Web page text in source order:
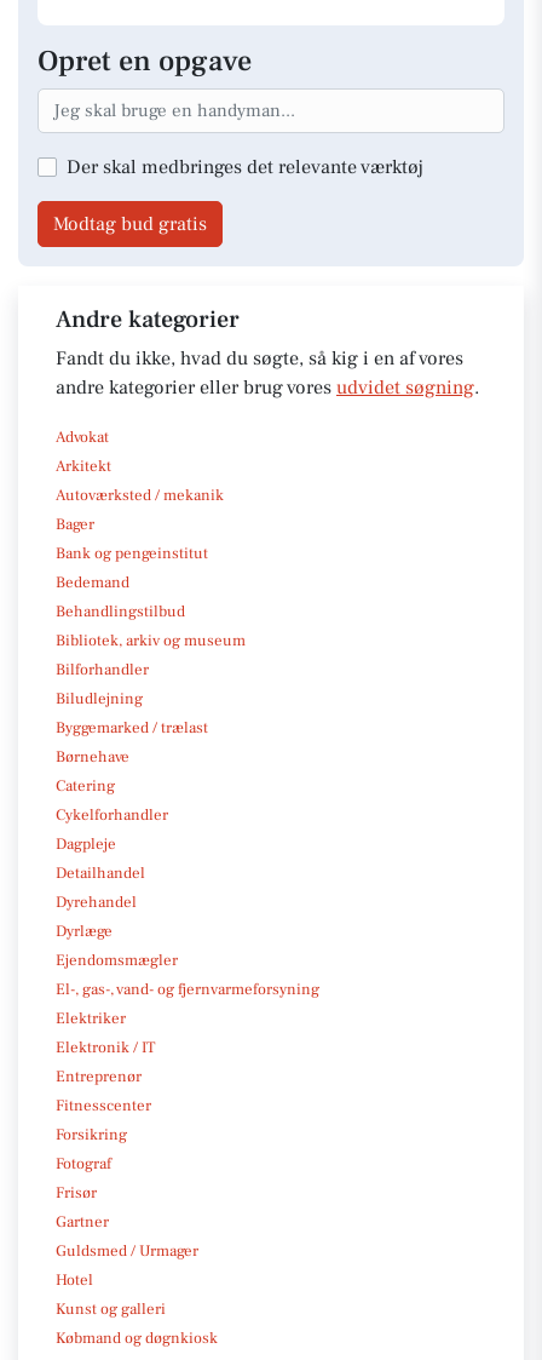
Opret en opgave
Der skal medbringes det relevante værktøj
Modtag bud gratis
Andre kategorier
Fandt du ikke, hvad du søgte, så kig i en af vores
andre kategorier eller brug vores udvidet søgning.
Advokat
Arkitekt
Autoværksted / mekanik
Bager
Bank og pengeinstitut
Bedemand
Behandlingstilbud
Bibliotek, arkiv og museum
Bilforhandler
Biludlejning
Byggemarked / trælast
Børnehave
Catering
Cykelforhandler
Dagpleje
Detailhandel
Dyrehandel
Dyrlæge
Ejendomsmægler
El-, gas-, vand- og fjernvarmeforsyning
Elektriker
Elektronik / IT
Entreprenør
Fitnesscenter
Forsikring
Fotograf
Frisør
Gartner
Guldsmed / Urmager
Hotel
Kunst og galleri
Købmand og døgnkiosk